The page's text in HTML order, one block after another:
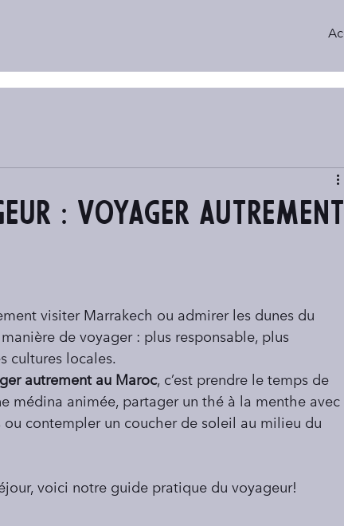
: voyager
visiter Marrakech ou admirer les dunes du
de voyager : plus responsable, plus
cultures locales.
autrement au Maroc, c’est prendre le temps de
médina animée, partager un thé à la menthe avec
ou contempler un coucher de soleil au milieu du
voici notre guide pratique du voyageur!